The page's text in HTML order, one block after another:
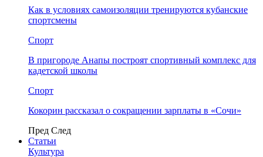
Как в условиях самоизоляции тренируются кубанские
спортсмены
Спорт
В пригороде Анапы построят спортивный комплекс для
кадетской школы
Спорт
Кокорин рассказал о сокращении зарплаты в «Сочи»
Пред След
Статьи
Культура